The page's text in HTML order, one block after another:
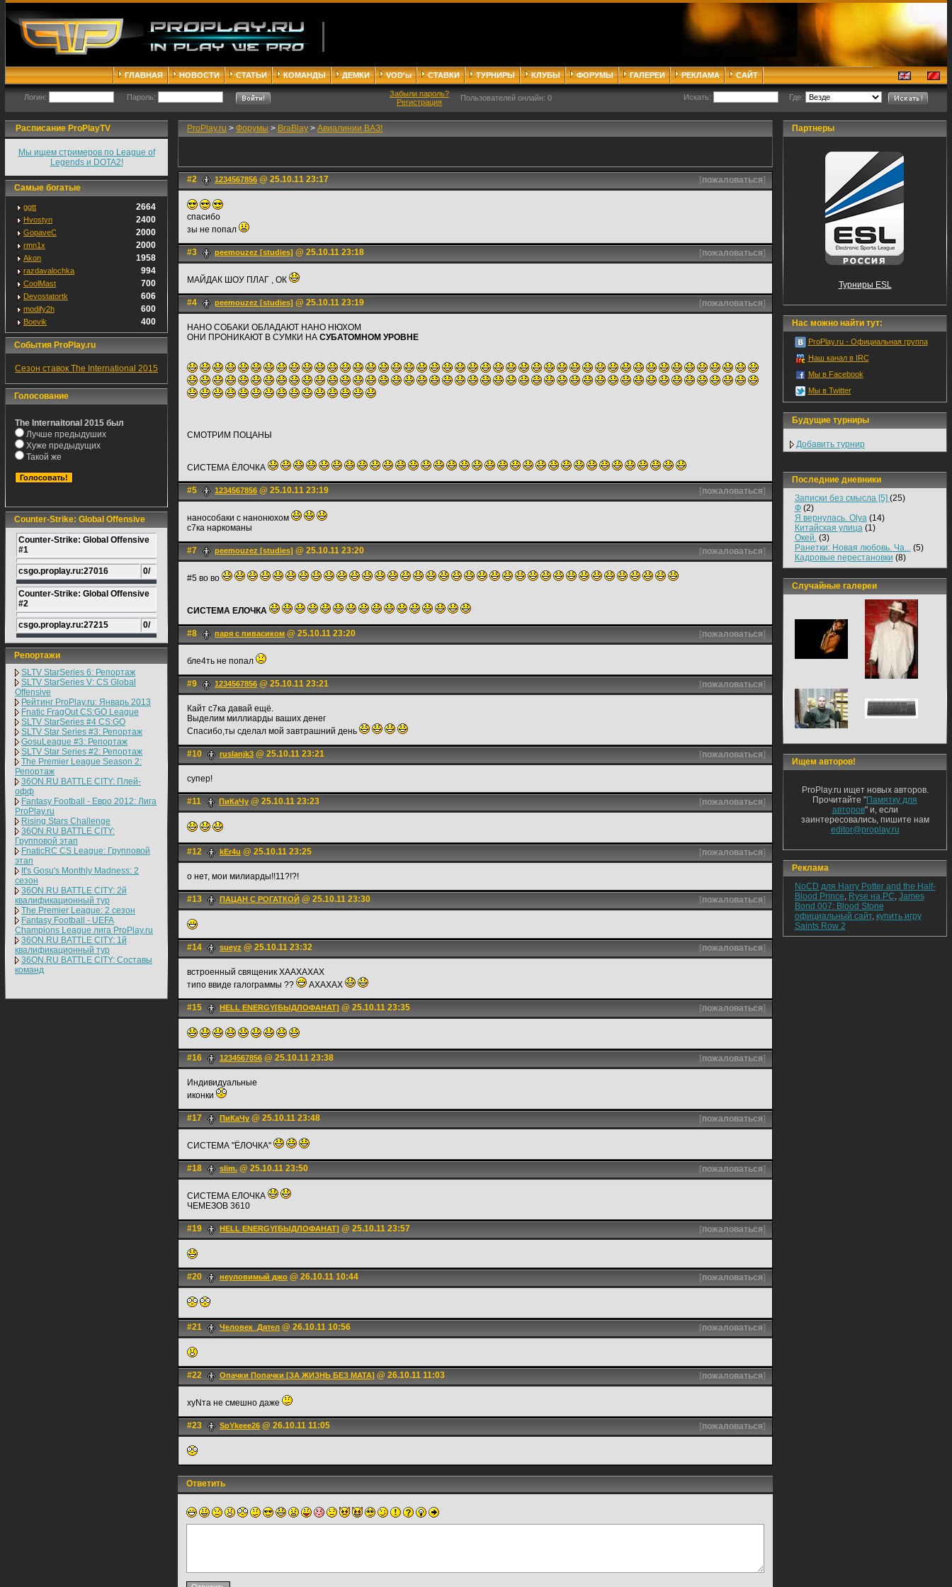
ГЛАВНАЯ НОВОСТИ СТАТЬИ КОМАНДЫ ДЕМКИ VOD'ы СТАВКИ ТУРНИРЫ КЛУБЫ ФОРУМЫ ГАЛЕРЕИ РЕКЛАМА САЙТ
Логин: Пароль:
Забыли пароль?
Регистрация
Пользователей онлайн: 0 Искать: Где:
Расписание ProPlayTV
Мы ищем стримеров по League of
Legends и DOTA2!
Самые богатые
ggtt 2664
Hvostyn 2400
GopaveC 2000
rmn1x 2000
Akon 1958
razdavalochka 994
CoolMast 700
Devostatortk 606
modify2h 600
Boevik 400
События ProPlay.ru
Сезон ставок The International 2015
Голосование
The Internaitonal 2015 был
Лучше предыдуших
Хуже предыдущих
Такой же
Counter-Strike: Global Offensive
Counter-Strike: Global Offensive
#1
csgo.proplay.ru:27016 0/
Counter-Strike: Global Offensive
#2
csgo.proplay.ru:27215 0/
Репортажи
SLTV StarSeries 6: Репортаж
SLTV StarSeries V: CS Global
Offensive
Рейтинг ProPlay.ru: Январь 2013
Fnatic FragOut CS:GO League
SLTV StarSeries #4 CS:GO
SLTV Star Series #3: Репортаж
GosuLeague #3: Репортаж
SLTV Star Series #2: Репортаж
The Premier League Season 2:
Репортаж
36ON.RU BATTLE CITY: Плей-
офф
Fantasy Football - Евро 2012: Лига
ProPlay.ru
Rising Stars Challenge
36ON.RU BATTLE CITY:
Групповой этап
FnaticRC CS League: Групповой
этап
It's Gosu's Monthly Madness: 2
сезон
36ON.RU BATTLE CITY: 2й
квалификационный тур
The Premier League: 2 cезон
Fantasy Football - UEFA
Champions League лига ProPlay.ru
36ON.RU BATTLE CITY: 1й
квалификационный тур
36ON.RU BATTLE CITY: Составы
команд
ProPlay.ru > Форумы > BraBlay > Авиалинии ВАЗ!
#2 1234567856 @ 25.10.11 23:17 [пожаловаться]
спасибо
зы не попал
#3 peemouzez [studies] @ 25.10.11 23:18 [пожаловаться]
МАЙДАК ШОУ ПЛАГ , ОК
#4 peemouzez [studies] @ 25.10.11 23:19 [пожаловаться]
НАНО СОБАКИ ОБЛАДАЮТ НАНО НЮХОМ
ОНИ ПРОНИКАЮТ В СУМКИ НА СУБАТОМНОМ УРОВНЕ
СМОТРИМ ПОЦАНЫ
СИСТЕМА ЁЛОЧКА
#5 1234567856 @ 25.10.11 23:19 [пожаловаться]
нанособаки с нанонюхом
с7ка наркоманы
#7 peemouzez [studies] @ 25.10.11 23:20 [пожаловаться]
#5 во во
СИСТЕМА ЕЛОЧКА
#8 паря с пивасиком @ 25.10.11 23:20 [пожаловаться]
бле4ть не попал
#9 1234567856 @ 25.10.11 23:21 [пожаловаться]
Кайт с7ка давай ещё.
Выделим миллиарды ваших денег
Спасибо,ты сделал мой завтрашний день
#10 ruslanjk3 @ 25.10.11 23:21 [пожаловаться]
супер!
#11 ПиКаЧу @ 25.10.11 23:23 [пожаловаться]
#12 kEr4u @ 25.10.11 23:25 [пожаловаться]
о нет, мои милиарды!!11?!?!
#13 ПАЦАН С РОГАТКОЙ @ 25.10.11 23:30 [пожаловаться]
#14 sueyz @ 25.10.11 23:32 [пожаловаться]
встроенный священик ХААХАХАХ
типо ввиде галограммы ??
АХАХАХ
#15 HELL ENERGY[БЫДЛОФАНАТ] @ 25.10.11 23:35 [пожаловаться]
#16 1234567856 @ 25.10.11 23:38 [пожаловаться]
Индивидуальные
иконки
#17 ПиКаЧу @ 25.10.11 23:48 [пожаловаться]
СИСТЕМА "ЁЛОЧКА"
#18 slim. @ 25.10.11 23:50 [пожаловаться]
СИСТЕМА ЕЛОЧКА
ЧЕМЕЗОВ 3610
#19 HELL ENERGY[БЫДЛОФАНАТ] @ 25.10.11 23:57 [пожаловаться]
#20 неуловимый джо @ 26.10.11 10:44 [пожаловаться]
#21 Человек_Дятел @ 26.10.11 10:56 [пожаловаться]
#22 Опачки Попачки [ЗА ЖИЗНЬ БЕЗ МАТА] @ 26.10.11 11:03 [пожаловаться]
хуNта не смешно даже
#23 SpYkeee26 @ 26.10.11 11:05 [пожаловаться]
Ответить
Партнеры
Турниры ESL
Нас можно найти тут:
ProPlay.ru - Официальная группа
Наш канал в IRC
Мы в Facebook
Мы в Twitter
Будущие турниры
Добавить турнир
Последние дневники
Записки без смысла [5] (25)
Ф(2)
Я вернулась. Olya(14)
Китайская улица(1)
Окей.(3)
Ранетки: Новая любовь. Ча...(5)
Кадровые перестановки (8)
Случайные галереи
Ищем авторов!
ProPlay.ru ищет новых авторов.
Прочитайте "Памятку для
авторов" и, если
заинтересовались, пишите нам
editor@proplay.ru
Реклама
NoCD для Harry Potter and the Half-
Blood Prince, Ryse на PC, James
Bond 007: Blood Stone
официальный сайт, купить игру
Saints Row 2